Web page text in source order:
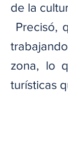
de la
Precisó,
zona, lo
turísticas